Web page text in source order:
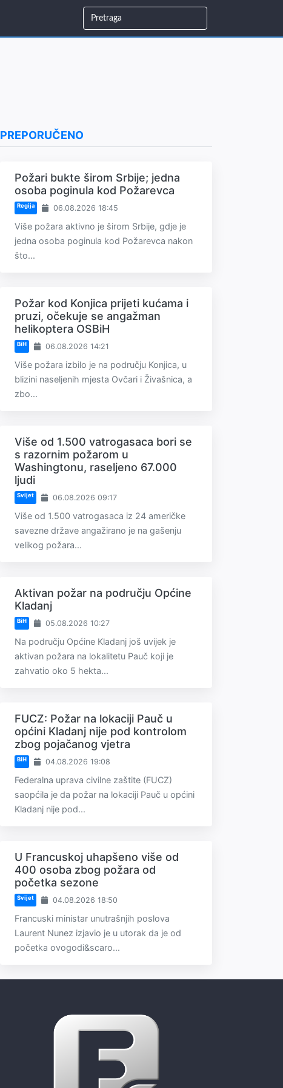
PREPORUČENO
Požari bukte širom Srbije; jedna
osoba poginula kod Požarevca
Regija 06.08.2026 18:45
Više požara aktivno je širom Srbije, gdje je
jedna osoba poginula kod Požarevca nakon
što...
Požar kod Konjica prijeti kućama i
pruzi, očekuje se angažman
helikoptera OSBiH
BiH 06.08.2026 14:21
Više požara izbilo je na području Konjica, u
blizini naseljenih mjesta Ovčari i Živašnica, a
zbo...
Više od 1.500 vatrogasaca bori se
s razornim požarom u
Washingtonu, raseljeno 67.000
ljudi
Svijet 06.08.2026 09:17
Više od 1.500 vatrogasaca iz 24 američke
savezne države angažirano je na gašenju
velikog požara...
Aktivan požar na području Općine
Kladanj
BiH 05.08.2026 10:27
Na području Općine Kladanj još uvijek je
aktivan požara na lokalitetu Pauč koji je
zahvatio oko 5 hekta...
FUCZ: Požar na lokaciji Pauč u
općini Kladanj nije pod kontrolom
zbog pojačanog vjetra
BiH 04.08.2026 19:08
Federalna uprava civilne zaštite (FUCZ)
saopćila je da požar na lokaciji Pauč u općini
Kladanj nije pod...
U Francuskoj uhapšeno više od
400 osoba zbog požara od
početka sezone
Svijet 04.08.2026 18:50
Francuski ministar unutrašnjih poslova
Laurent Nunez izjavio je u utorak da je od
početka ovogodi&scaro...